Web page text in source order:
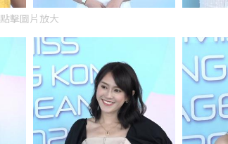
點擊圖片放大